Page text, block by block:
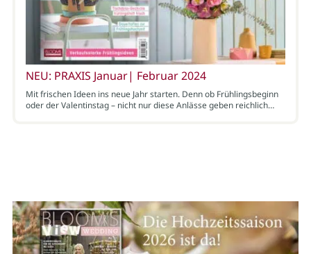
NEU: PRAXIS Januar| Februar 2024
Mit frischen Ideen ins neue Jahr starten. Denn ob Frühlingsbeginn
oder der Valentinstag – nicht nur diese Anlässe geben reichlich…